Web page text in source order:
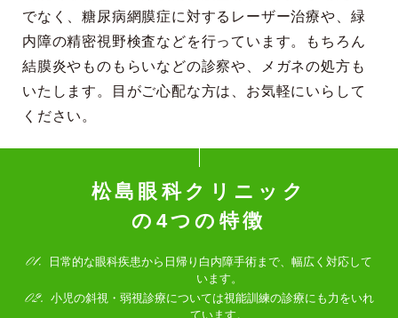
でなく、糖尿病網膜症に対するレーザー治療や、緑
内障の精密視野検査などを行っています。もちろん
結膜炎やものもらいなどの診察や、メガネの処方も
いたします。目がご心配な方は、お気軽にいらして
ください。
松島眼科クリニック
の4つの特徴
日常的な眼科疾患から日帰り白内障手術まで、幅広く対応して
います。
小児の斜視・弱視診療については視能訓練の診療にも力をいれ
ています。